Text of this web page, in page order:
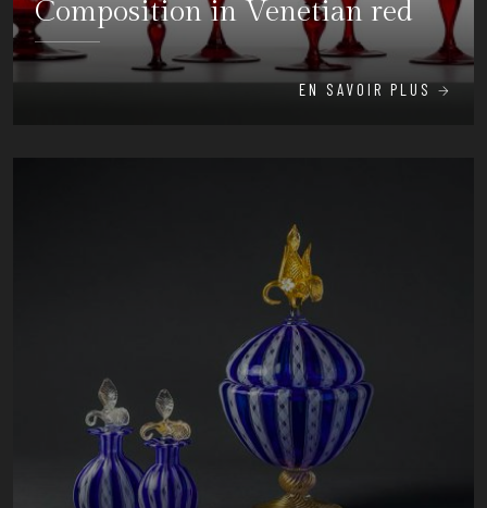
Composition in Venetian red
EN SAVOIR PLUS